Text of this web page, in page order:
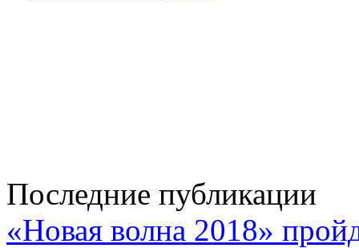
Последние публикации
«Новая волна 2018»